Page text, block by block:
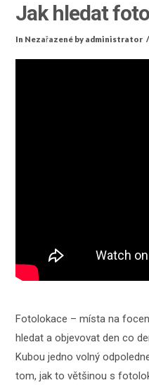
Jak hledat
In Nezařazené by administrator
Fotolokace – místa na
hledat a objevovat den co
Kubou jedno volný
tom, jak to většinou s